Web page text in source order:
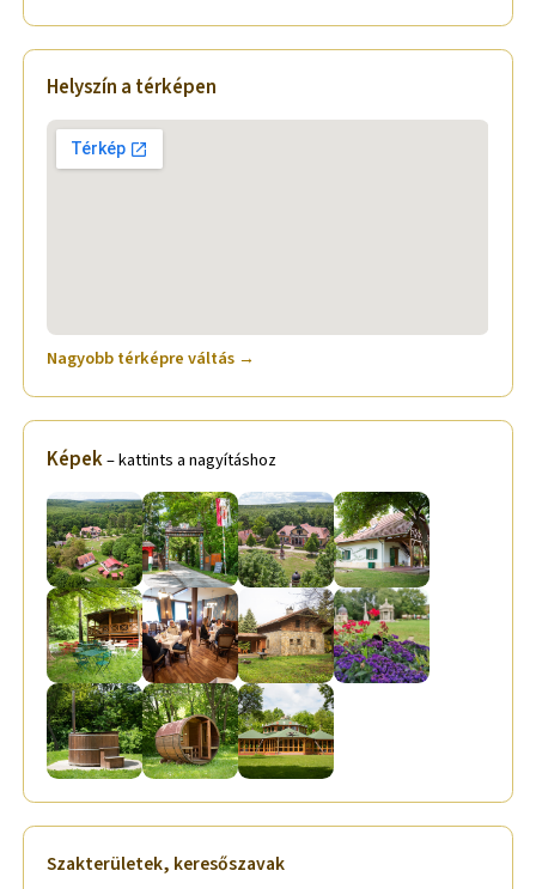
Helyszín a térképen
Nagyobb térképre váltás →
Képek– kattints a nagyításhoz
Szakterületek, keresőszavak